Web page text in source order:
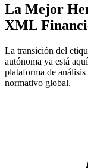
La Mejor
XML
La transición del
autónoma ya está
plataforma de
normativo global.